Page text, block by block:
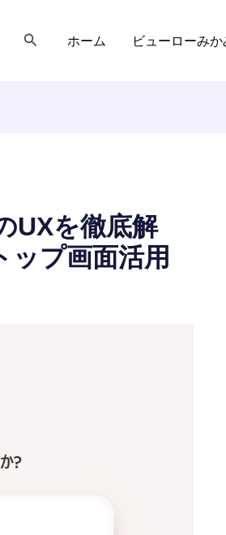
検
ホーム ビューローみ
UXを徹底解
ップ画面活用